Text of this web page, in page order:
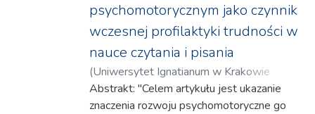
psychomotorycznym jako czynnik
wczesnej profilaktyki trudności w
nauce czytania i pisania
(Uniwersytet Ignatianum w Krakowie
Wydział Pedagogiczny,2026)Kurowska,
Barbara
Abstrakt: "Celem artykułu jest ukazanie
znaczenia rozwoju psychomotoryczne go